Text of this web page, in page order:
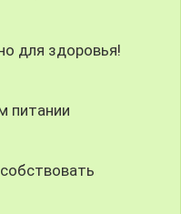
для здоровья!
питании